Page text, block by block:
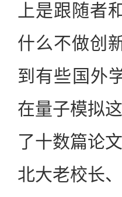
上是跟随者
什么不做创
到有些国外
在量子模拟
了十数篇论
北大老校长